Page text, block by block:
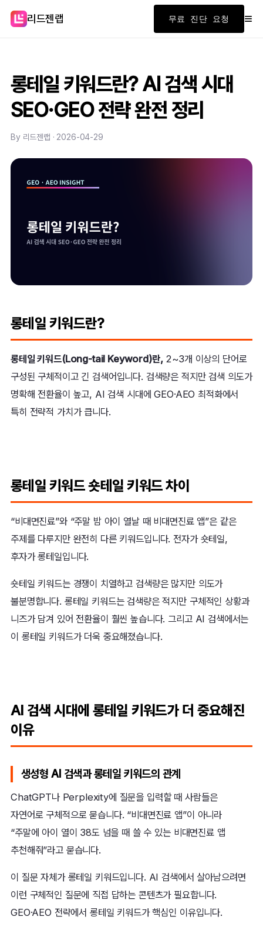
리드젠랩 무료 진단 요청 ≡
롱테일 키워드란? AI 검색 시대
SEO·GEO 전략 완전 정리
By 리드젠랩 · 2026-04-29
롱테일 키워드란?
롱테일 키워드(Long-tail Keyword)란,2~3개 이상의 단어로
구성된 구체적이고 긴 검색어입니다. 검색량은 적지만 검색 의도가
명확해 전환율이 높고, AI 검색 시대에 GEO·AEO 최적화에서
특히 전략적 가치가 큽니다.
롱테일 키워드 숏테일 키워드 차이
“비대면진료”와 “주말 밤 아이 열날 때 비대면진료 앱”은 같은
주제를 다루지만 완전히 다른 키워드입니다. 전자가 숏테일,
후자가 롱테일입니다.
숏테일 키워드는 경쟁이 치열하고 검색량은 많지만 의도가
불분명합니다. 롱테일 키워드는 검색량은 적지만 구체적인 상황과
니즈가 담겨 있어 전환율이 훨씬 높습니다. 그리고 AI 검색에서는
이 롱테일 키워드가 더욱 중요해졌습니다.
AI 검색 시대에 롱테일 키워드가 더 중요해진
이유
생성형 AI 검색과 롱테일 키워드의 관계
ChatGPT나 Perplexity에 질문을 입력할 때 사람들은
자연어로 구체적으로 묻습니다. “비대면진료 앱”이 아니라
“주말에 아이 열이 38도 넘을 때 쓸 수 있는 비대면진료 앱
추천해줘”라고 묻습니다.
이 질문 자체가 롱테일 키워드입니다. AI 검색에서 살아남으려면
이런 구체적인 질문에 직접 답하는 콘텐츠가 필요합니다.
GEO·AEO 전략에서 롱테일 키워드가 핵심인 이유입니다.